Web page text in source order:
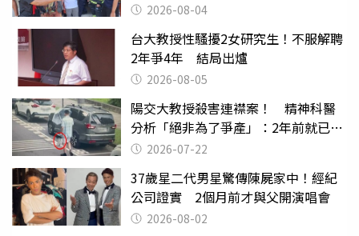
2026-08-04
台大教授性騷擾2女研究生！不服解聘
2年爭4年 結局出爐
2026-08-05
陽交大教授殺害連襟案！ 精神科醫
分析「絕非為了爭產」：2年前就已言
行詭異
2026-07-22
37歲星二代男星驚傳陳屍家中！經紀
公司證實 2個月前才與父開演唱會
2026-08-02